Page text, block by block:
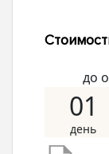
до
01